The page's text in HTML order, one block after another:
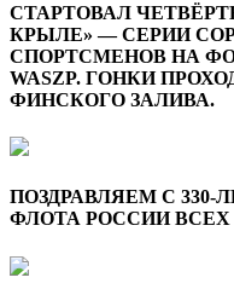
СТАРТОВАЛ
КРЫЛЕ» — СЕРИИ
СПОРТСМЕНОВ НА
WASZP. ГОНКИ
ФИНСКОГО ЗАЛИВА.
ПОЗДРАВЛЯЕМ С
ФЛОТА РОССИИ